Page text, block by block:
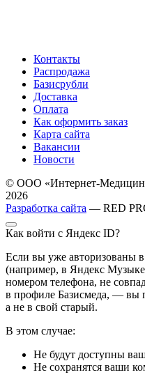
Контакты
Распродажа
Базисрубли
Доставка
Оплата
Как оформить заказ
Карта сайта
Вакансии
Новости
© ООО «Интернет-
2026
Разработка сайта — RED
Как войти с Яндекс ID?
Если вы уже авторизованы
(например, в Яндекс
номером телефона, не
в профиле Базисмеда, — вы
а не в свой старый.
В этом случае:
Не будут доступны
Не сохранятся ваши